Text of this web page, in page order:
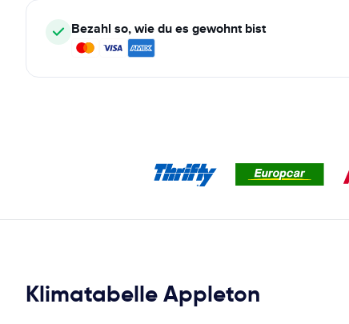
Bezahl so, wie du es gewohnt bist
Klimatabelle Appleton